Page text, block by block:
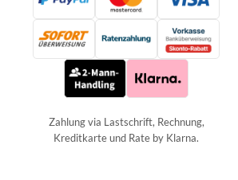
Zahlung via Lastschrift, Rechnung,
Kreditkarte und Rate by Klarna.